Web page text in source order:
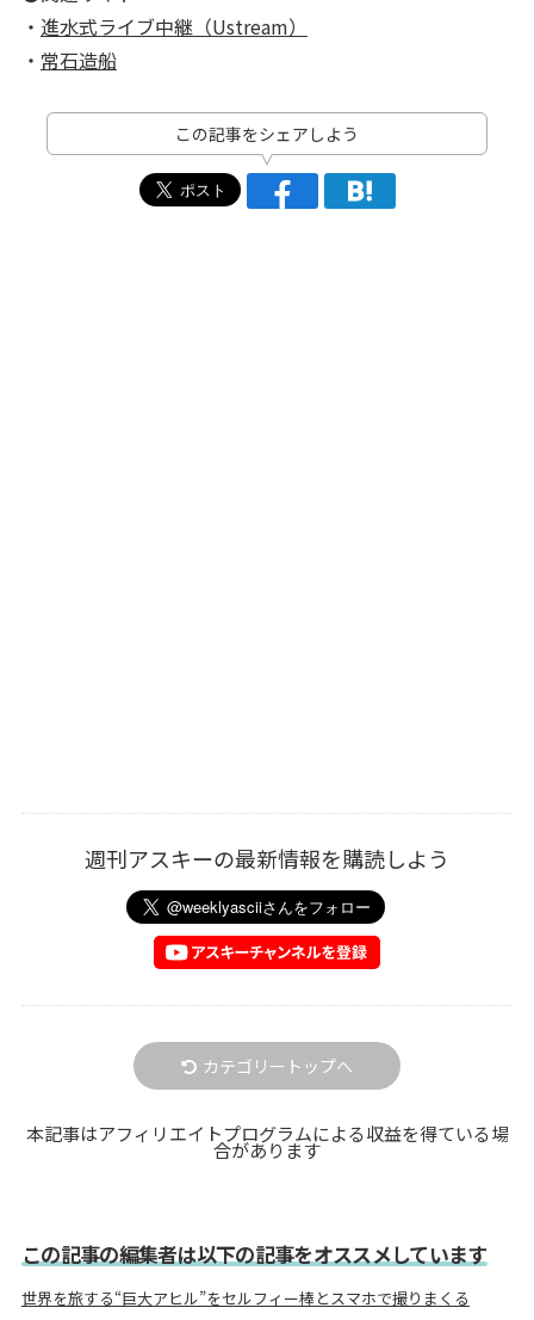
・ 進水式ライブ中継（Ustream）
・ 常石造船
この記事をシェアしよう
週刊アスキーの最新情報を購読しよう
カテゴリートップへ
本記事はアフィリエイトプログラムによる収益を得ている場
合があります
この記事の編集者は以下の記事をオススメしています
世界を旅する“巨大アヒル”をセルフィー棒とスマホで撮りまくる